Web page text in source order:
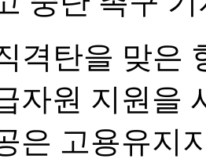
격탄을 맞은
자원 지원을
은 고용유지